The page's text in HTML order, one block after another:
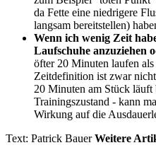
da Fette eine niedrigere
langsam bereitstellen)
Wenn ich wenig Zeit
Laufschuhe anzuziehen
öfter 20 Minuten laufen
Zeitdefinition ist zwar
20 Minuten am Stück
Trainingszustand - kann
Wirkung auf die
Text: Patrick BauerWeitere